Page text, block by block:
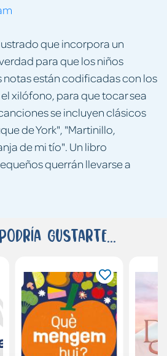
que incorpora un
para que los niños
notas están codificadas con los
xilófono, para que tocar sea
se incluyen clásicos
de York", "Martinillo,
de mi tío". Un libro
querrán llevarse a
gustarte...